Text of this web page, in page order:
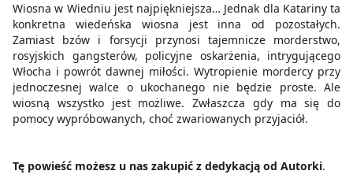
Wiosna w Wiedniu jest najpiękniejsza… Jednak dla Katariny ta
konkretna wiedeńska wiosna jest inna od pozostałych.
Zamiast bzów i forsycji przynosi tajemnicze morderstwo,
rosyjskich gangsterów, policyjne oskarżenia, intrygującego
Włocha i powrót dawnej miłości. Wytropienie mordercy przy
jednoczesnej walce o ukochanego nie będzie proste. Ale
wiosną wszystko jest możliwe. Zwłaszcza gdy ma się do
pomocy wypróbowanych, choć zwariowanych przyjaciół.
Tę powieść możesz u nas zakupić z dedykacją od Autorki.